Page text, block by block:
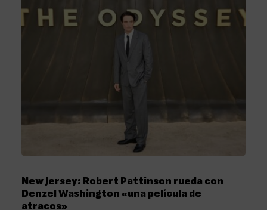
New Jersey: Robert Pattinson rueda con
Denzel Washington «una película de
atracos»